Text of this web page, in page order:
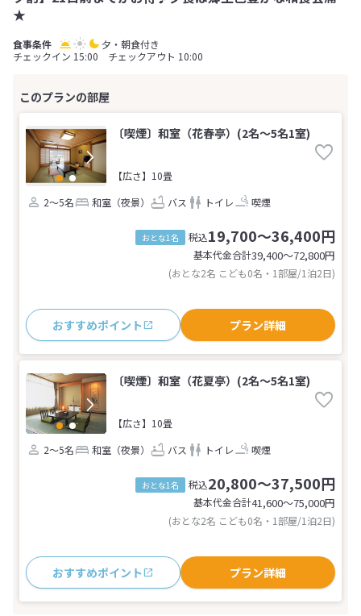
★
夕・朝食付き
チェックイン 15:00 チェックアウト 10:00
〔喫煙〕和室（花春亭）(2名～5名1室)
【広さ】10畳
2～5名
和室（夜景） バス トイレ 喫煙
おとな1名 税込19,700～36,400円
基本代金合計39,400〜72,800円
(おとな2名 こども0名・1部屋/1泊2日)
おすすめポイント プラン詳細
〔喫煙〕和室（花夏亭）(2名～5名1室)
【広さ】10畳
2～5名
和室（夜景） バス トイレ 喫煙
おとな1名 税込20,800～37,500円
基本代金合計41,600〜75,000円
(おとな2名 こども0名・1部屋/1泊2日)
おすすめポイント プラン詳細